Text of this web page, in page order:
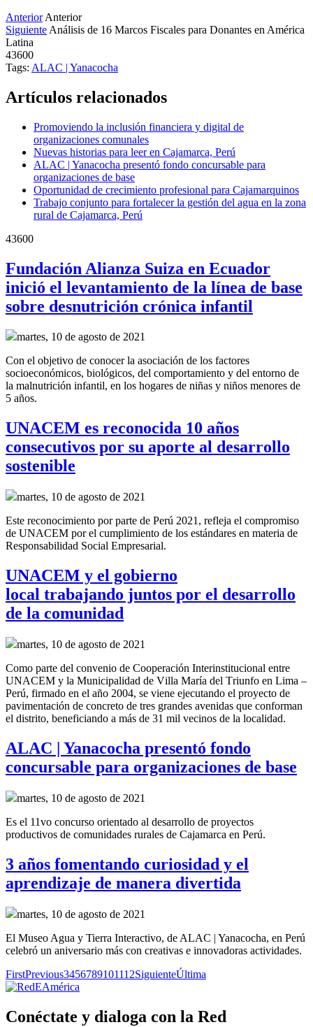
Anterior Anterior
Siguiente Análisis de 16 Marcos Fiscales para Donantes en América
Latina
43600
Tags: ALAC | Yanacocha
Artículos relacionados
Promoviendo la inclusión financiera y digital de
organizaciones comunales
Nuevas historias para leer en Cajamarca, Perú
ALAC | Yanacocha presentó fondo concursable para
organizaciones de base
Oportunidad de crecimiento profesional para Cajamarquinos
Trabajo conjunto para fortalecer la gestión del agua en la zona
rural de Cajamarca, Perú
43600
Fundación Alianza Suiza en Ecuador
inició el levantamiento de la línea de base
sobre desnutrición crónica infantil
martes, 10 de agosto de 2021
Con el objetivo de conocer la asociación de los factores
socioeconómicos, biológicos, del comportamiento y del entorno de
la malnutrición infantil, en los hogares de niñas y niños menores de
5 años.
UNACEM es reconocida 10 años
consecutivos por su aporte al desarrollo
sostenible
martes, 10 de agosto de 2021
Este reconocimiento por parte de Perú 2021, refleja el compromiso
de UNACEM por el cumplimiento de los estándares en materia de
Responsabilidad Social Empresarial.
UNACEM y el gobierno
local trabajando juntos por el desarrollo
de la comunidad
martes, 10 de agosto de 2021
Como parte del convenio de Cooperación Interinstitucional entre
UNACEM y la Municipalidad de Villa María del Triunfo en Lima –
Perú, firmado en el año 2004, se viene ejecutando el proyecto de
pavimentación de concreto de tres grandes avenidas que conforman
el distrito, beneficiando a más de 31 mil vecinos de la localidad.
ALAC | Yanacocha presentó fondo
concursable para organizaciones de base
martes, 10 de agosto de 2021
Es el 11vo concurso orientado al desarrollo de proyectos
productivos de comunidades rurales de Cajamarca en Perú.
3 años fomentando curiosidad y el
aprendizaje de manera divertida
martes, 10 de agosto de 2021
El Museo Agua y Tierra Interactivo, de ALAC | Yanacocha, en Perú
celebró un aniversario más con creativas e innovadoras actividades.
FirstPrevious3456789101112SiguienteÚltima
Conéctate y dialoga con la Red